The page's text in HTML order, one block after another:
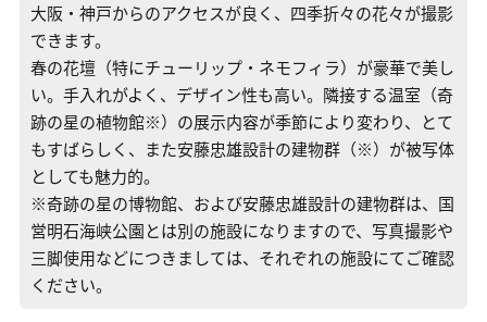
大阪・神戸からのアクセスが良く、四季折々の花々が撮影
できます。
春の花壇（特にチューリップ・ネモフィラ）が豪華で美し
い。手入れがよく、デザイン性も高い。隣接する温室（奇
跡の星の植物館※）の展示内容が季節により変わり、とて
もすばらしく、また安藤忠雄設計の建物群（※）が被写体
としても魅力的。
※奇跡の星の博物館、および安藤忠雄設計の建物群は、国
営明石海峡公園とは別の施設になりますので、写真撮影や
三脚使用などにつきましては、それぞれの施設にてご確認
ください。